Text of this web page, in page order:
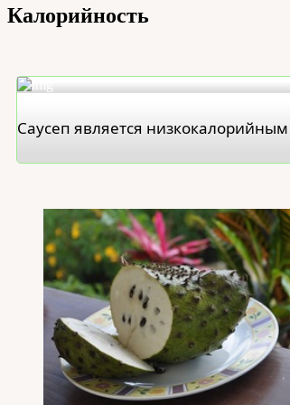
Калорийность
Саусеп является